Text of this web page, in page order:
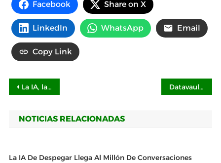
Facebook Share on X
LinkedIn WhatsApp Email
Copy Link
Navegación
de
entradas
La IA, la tecnología y la creatividad marcarán un punto de inflexión en 2026 Datavault AI colabora con Riflessi para habilitar gemelos digitales 3D inmersivos en la Quinta Avenida de NY
NOTICIAS RELACIONADAS
La IA De Despegar Llega Al Millón De Conversaciones